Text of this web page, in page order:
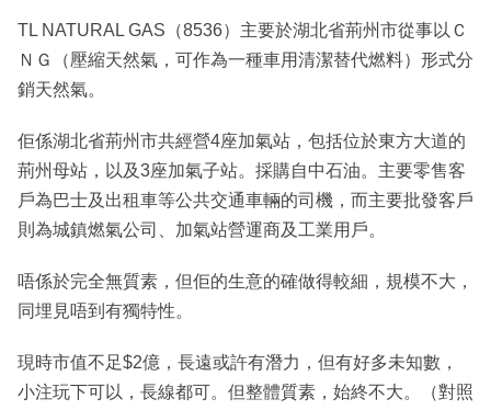
TL NATURAL GAS（8536）主要於湖北省荊州市從事以Ｃ
ＮＧ（壓縮天然氣，可作為一種車用清潔替代燃料）形式分
銷天然氣。
佢係湖北省荊州市共經營4座加氣站，包括位於東方大道的
荊州母站，以及3座加氣子站。採購自中石油。主要零售客
戶為巴士及出租車等公共交通車輛的司機，而主要批發客戶
則為城鎮燃氣公司、加氣站營運商及工業用戶。
唔係於完全無質素，但佢的生意的確做得較細，規模不大，
同埋見唔到有獨特性。
現時市值不足$2億，長遠或許有潛力，但有好多未知數，
小注玩下可以，長線都可。但整體質素，始終不大。（對照